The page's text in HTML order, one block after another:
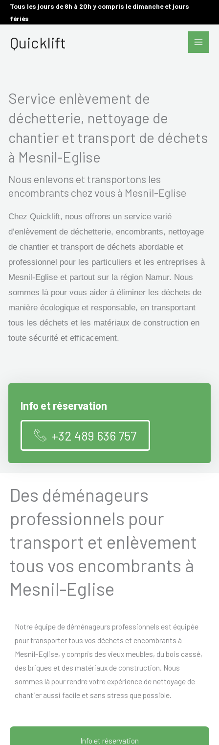
AllerTous les jours de 8h à 20h y compris le dimanche et jours
fériés
Quicklift
Main
Service enlèvement de
déchetterie, nettoyage de
chantier et transport de déchets
à Mesnil-Eglise
Nous enlevons et transportons les
encombrants chez vous à Mesnil-Eglise
Chez Quicklift, nous offrons un service varié
d’enlèvement de déchetterie, encombrants, nettoyage
de chantier et transport de déchets abordable et
professionnel pour les particuliers et les entreprises à
Mesnil-Eglise et partout sur la région Namur. Nous
sommes là pour vous aider à éliminer les déchets de
manière écologique et responsable, en transportant
tous les déchets et les matériaux de construction en
toute sécurité et efficacement.
Info et réservation
+32 489 636 757
Des déménageurs
professionnels pour
transport et enlèvement
tous vos encombrants à
Mesnil-Eglise
Notre équipe de déménageurs professionnels est équipée
pour transporter tous vos déchets et encombrants à
Mesnil-Eglise, y compris des vieux meubles, du bois cassé,
des briques et des matériaux de construction. Nous
sommes là pour rendre votre expérience de nettoyage de
chantier aussi facile et sans stress que possible.
Info et réservation